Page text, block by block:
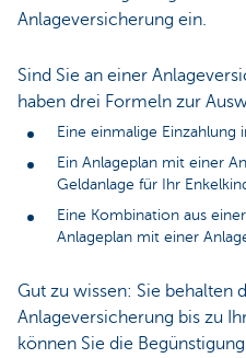
Anlageversicherung ein.
Sind Sie an einer
haben drei Formeln zur
Eine einmalige Einzahlung
Ein Anlageplan mit einer
Geldanlage für Ihr
Eine Kombination aus
Anlageplan mit einer
Gut zu wissen: Sie behalten
Anlageversicherung bis zu
können Sie die